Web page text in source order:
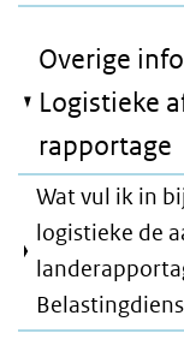
Overige
Logistieke
rapportage
Wat vul ik in
logistieke de